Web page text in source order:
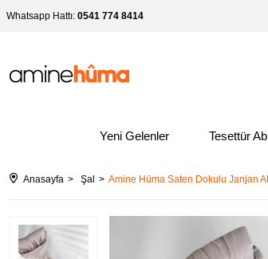
Whatsapp Hattı: 0541 774 8414
Yeni Gelenler Tesettür
Anasayfa Şal Amine Hüma Saten Dokulu Janjan